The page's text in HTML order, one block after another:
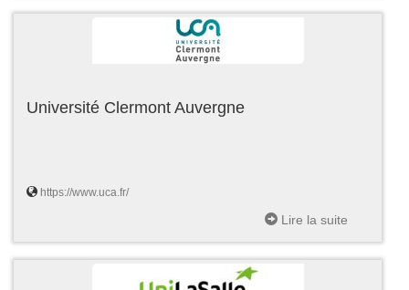
Université Clermont Auvergne
https://www.uca.fr/
Lire la suite